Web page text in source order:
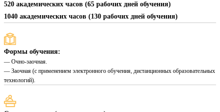
520 академических часов (65 рабочих дней обучения)
1040 академических часов (130 рабочих дней обучения)
Формы обучения:
— Очно-заочная.
— Заочная (с применением электронного обучения, дистанционных образовательных
технологий).